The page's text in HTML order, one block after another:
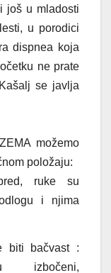
još u mladosti
u porodici
dispnea koja
ne prate
se javlja
možemo
položaju:
ruke su
i njima
biti bačvast :
izbočeni,